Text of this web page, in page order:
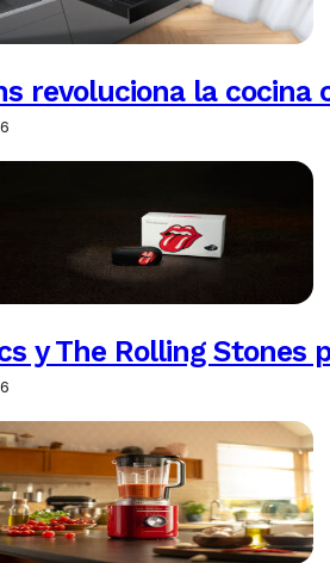
revoluciona la
y The Rolling Stones